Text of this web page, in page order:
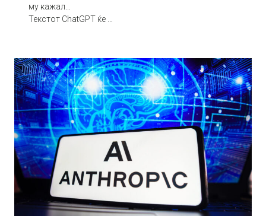
му кажал…
Текстот ChatGPT ќе …